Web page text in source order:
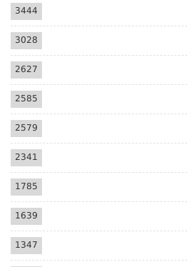
3444
3028
2627
2585
2579
2341
1785
1639
1347